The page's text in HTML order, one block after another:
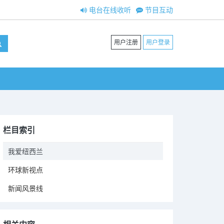
节目互动
电台在线收听
用户注册 用户登录
栏目索引
我爱纽西兰
环球新视点
新闻风景线